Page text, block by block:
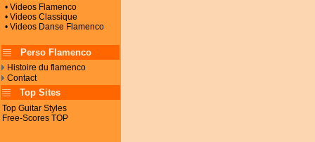
• Videos Flamenco
• Videos Classique
• Videos Danse Flamenco
Perso Flamenco
Histoire du flamenco
Contact
Top Sites
Top Guitar Styles
Free-Scores TOP